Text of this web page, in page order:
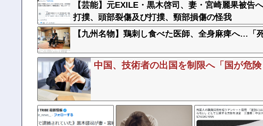
【芸能】元EXILE・黒木啓司、妻・宮崎麗果被
打撲、頭部裂傷及び打撲、頸部損傷の怪我
【九州名物】鶏刺し食べた医師、全身麻痺へ…「
中国、技術者の出国を制限へ「国が危険